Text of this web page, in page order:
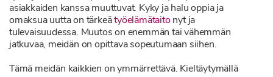
asiakkaiden kanssa muuttuvat. Kyky ja halu oppia ja
omaksua uutta on tärkeätyöelämätaito nyt ja
tulevaisuudessa. Muutos on enemmän tai vähemmän
jatkuvaa, meidän on opittava sopeutumaan siihen.
Tämä meidän kaikkien on ymmärrettävä. Kieltäytymällä